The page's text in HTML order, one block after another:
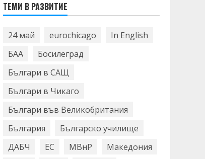
ТЕМИ В РАЗВИТИЕ
24 май eurochicago
In English
БАА
Босилеград
Българи в САЩ
Българи в Чикаго
Българи във Великобритания
България
Българско училище
ДАБЧ
ЕС МВнР
Македония